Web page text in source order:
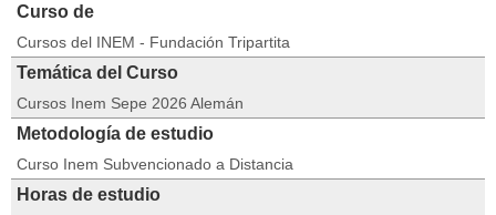
Curso de
Cursos del INEM - Fundación Tripartita
Temática del Curso
Cursos Inem Sepe 2026 Alemán
Metodología de estudio
Curso Inem Subvencionado a Distancia
Horas de estudio